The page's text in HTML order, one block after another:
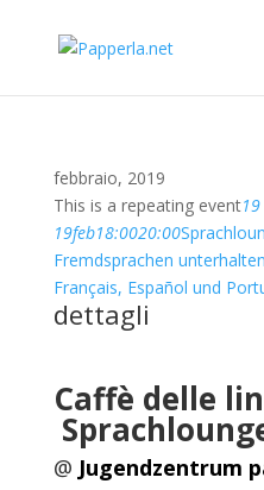
febbraio, 2019
This is a repeating event
19feb18:0020:00
Fremdsprachen
Français, Español und
dettagli
Caffè delle
@ Jugendzentrum